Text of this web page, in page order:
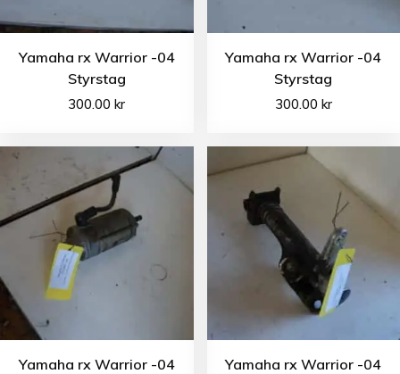
Yamaha rx Warrior -04
Styrstag
300.00kr
Yamaha rx Warrior -04
Styrstag
300.00 kr
Yamaha rx Warrior -04
Yamaha rx Warrior -04